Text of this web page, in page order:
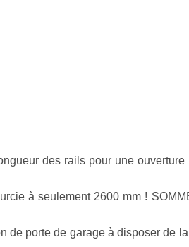
des rails pour une ouverture
à seulement 2600 mm !
de porte de garage à disposer de la